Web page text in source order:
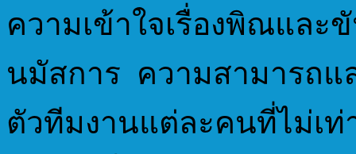
ความเข้าใจเรื่องพิณและ
นมัสการ ความสามารถแ
ตัวทีมงานแต่ละคนที่ไม่เ